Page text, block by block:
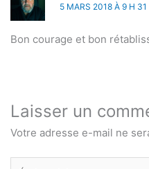
5 MARS 2018 À 9 H 31
Bon courage et bon
Laisser un
Votre adresse e-mail ne
Écrivez